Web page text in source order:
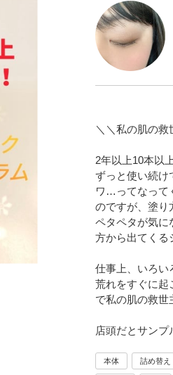
＼＼私の肌の救
2年以上10本以
ずっと使い続け
ワ…ってなって
のですが、塗り
ペタペタが気に
方から出てくる
仕事上、いろい
荒れをすぐに起
で私の肌の救
店頭だとサンプ
本体 詰め替え